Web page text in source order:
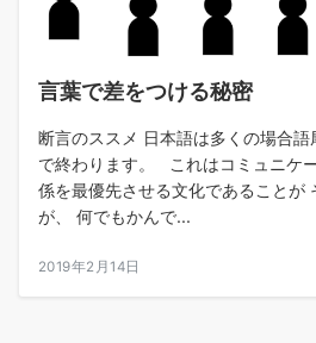
言葉で差をつける秘密
断言のススメ 日本語は多くの場合語
で終わります。 これはコミュニケ
係を最優先させる文化であることが
が、 何でもかんで...
2019年2月14日